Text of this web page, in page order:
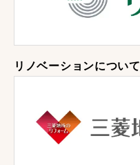
リノベーションについて